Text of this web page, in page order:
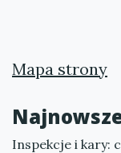
Mapa strony
Inspekcje i kary: